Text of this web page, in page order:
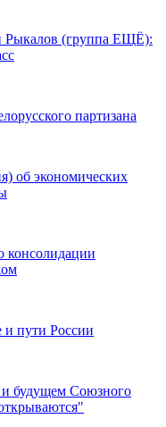
(группа ЕЩЁ):
партизана
об экономических
консолидации
и пути России
и будущем Союзного